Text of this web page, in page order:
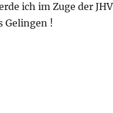
ich im Zuge der
Gelingen !